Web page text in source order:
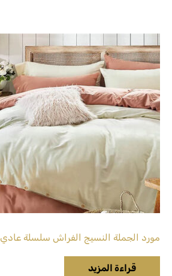
مورد الجملة النسيج الفراش سلسلة عادي
قراءة المزيد